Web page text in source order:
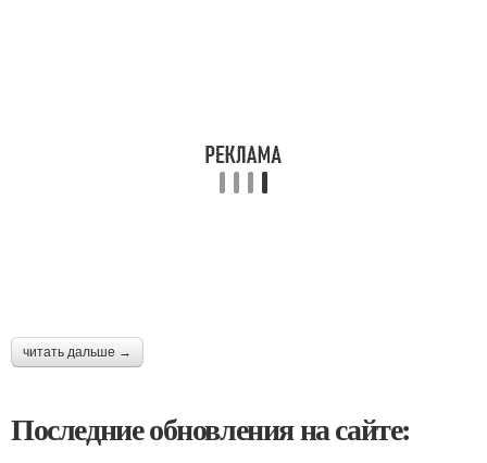
читать дальше →
Последние обновления на сайте: